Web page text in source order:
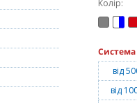
Колір:
від
від